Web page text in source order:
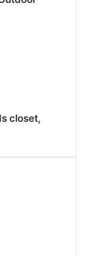
closet,